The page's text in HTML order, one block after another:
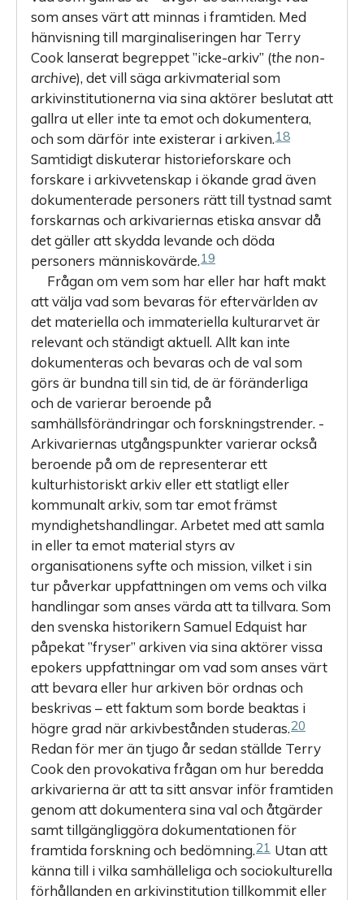
som anses värt att minnas i framtiden. Med
hänvisning till marginaliseringen har Terry
Cook lanserat begreppet ”icke-arkiv” (the non-
archive), det vill säga arkivmaterial som
arkivinstitutionerna via sina aktörer beslutat att
gallra ut eller inte ta emot och dokumentera,
och som därför inte existerar i arkiven.18
Samtidigt diskuterar historieforskare och
forskare i arkivvetenskap i ökande grad även
dokumenterade personers rätt till tystnad samt
forskarnas och arkivariernas etiska ansvar då
det gäller att skydda levande och döda
personers människovärde.19
Frågan om vem som har eller har haft makt
att välja vad som bevaras för eftervärlden av
det materiella och immateriella kulturarvet är
relevant och ständigt aktuell. Allt kan inte
dokumenteras och bevaras och de val som
görs är bundna till sin tid, de är föränderliga
och de varierar beroende på
samhällsförändringar och forskningstrender. ­
Arkivariernas utgångspunkter varierar också
beroende på om de representerar ett
kulturhistoriskt arkiv eller ett statligt eller
kommunalt arkiv, som tar emot främst
myndighetshandlingar. Arbetet med att samla
in eller ta emot material styrs av
organisationens syfte och mission, vilket i sin
tur påverkar uppfattningen om vems och vilka
handlingar som anses värda att ta tillvara. Som
den svenska historikern Samuel Edquist har
påpekat ”fryser” arkiven via sina aktörer vissa
epok­ers uppfattningar om vad som anses värt
att bevara eller hur arkiven bör ordnas och
beskrivas – ett faktum som borde beaktas i
högre grad när arkivbestånden studeras.20
Redan för mer än tjugo år sedan ställde Terry
Cook den provokativa frågan om hur beredda
arkivarierna är att ta sitt ansvar inför framtiden
genom att dokumentera sina val och åtgärder
samt tillgängliggöra dokumentationen för
framtida forskning och bedömning.21 Utan att
känna till i vilka samhälleliga och sociokulturella
förhållanden en arkivinstitution tillkommit eller